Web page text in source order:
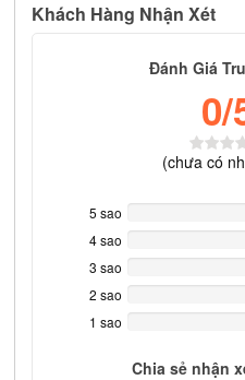
Khách Hàng Nhận Xét
Đánh Giá
0/
(chưa có
5 sao
Complete
4 sao
Complete
3 sao
Complete
2 sao
Complete
1 sao
Chia sẻ nhận